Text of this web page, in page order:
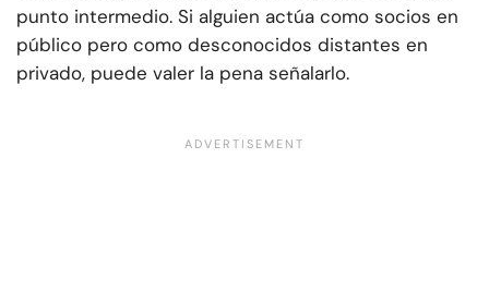
punto intermedio. Si alguien actúa como socios en
público pero como desconocidos distantes en
privado, puede valer la pena señalarlo.